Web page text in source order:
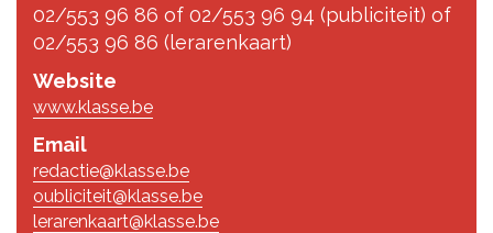
02/553 96 86 of 02/553 96 94 (publiciteit) of
02/553 96 86 (lerarenkaart)
Website
www.klasse.be
Email
redactie@klasse.be
oubliciteit@klasse.be
lerarenkaart@klasse.be